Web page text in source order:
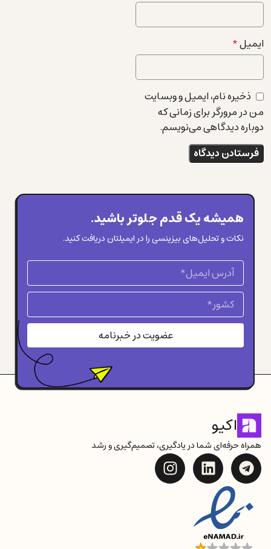
ایمیل*
ذخیره نام، ایمیل و وبسایت
من در مرورگر برای زمانی که
دوباره دیدگاهی می‌نویسم.
همیشه یک قدم جلوتر باشید.
نکات و تحلیل‌های بیزینسی را در ایمیلتان دریافت کنید.
عضویت در خبرنامه
اکیو
همراه حرفه‌ای شما در یادگیری، تصمیم‌گیری و رشد